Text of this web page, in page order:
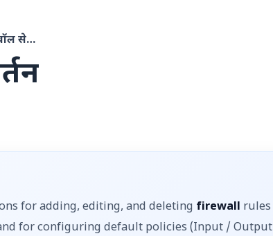
फ़ायरवॉल सेटिंग परिवर्तन
for adding, editing, and deleting firewall rules
for configuring default policies (Input / Output